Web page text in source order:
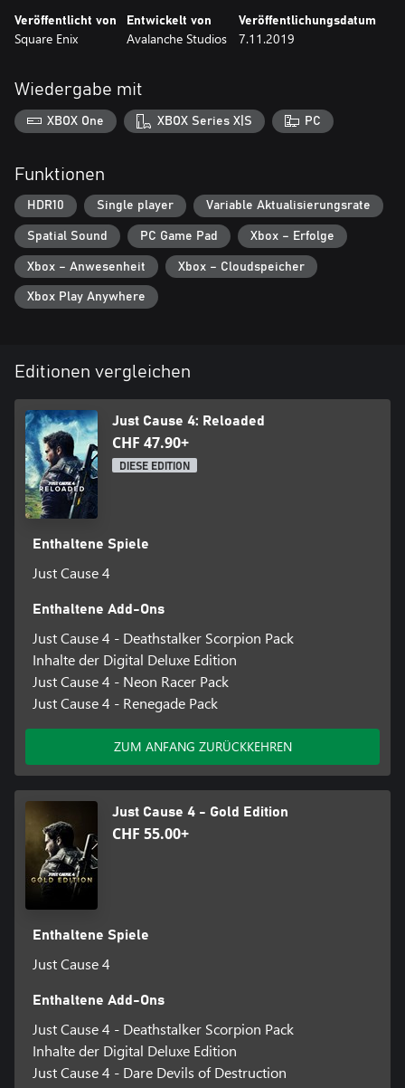
Veröffentlicht von
Square Enix
Entwickelt von
Avalanche Studios
Veröffentlichungsdatum
7.11.2019
Wiedergabe mit
XBOX One XBOX Series X|S PC
Funktionen
HDR10 Single player Variable Aktualisierungsrate
Spatial Sound PC Game Pad Xbox – Erfolge
Xbox – Anwesenheit Xbox – Cloudspeicher
Xbox Play Anywhere
Editionen vergleichen
Just Cause 4: Reloaded
CHF 47.90+
DIESE EDITION
Enthaltene Spiele
Just Cause 4
Enthaltene Add-Ons
Just Cause 4 - Deathstalker Scorpion Pack
Inhalte der Digital Deluxe Edition
Just Cause 4 - Neon Racer Pack
Just Cause 4 - Renegade Pack
ZUM ANFANG ZURÜCKKEHREN
Just Cause 4 - Gold Edition
CHF 55.00+
Enthaltene Spiele
Just Cause 4
Enthaltene Add-Ons
Just Cause 4 - Deathstalker Scorpion Pack
Inhalte der Digital Deluxe Edition
Just Cause 4 - Dare Devils of Destruction